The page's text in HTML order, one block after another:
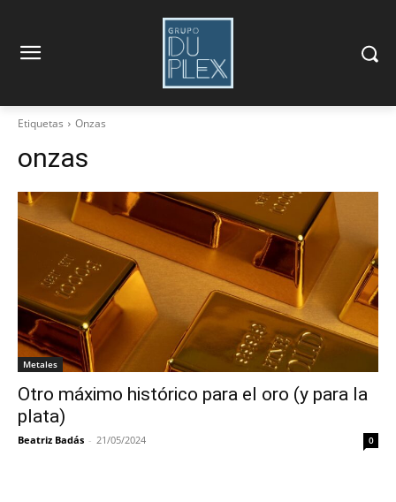
Etiquetas Onzas
onzas
Metales
Otro máximo histórico para el oro (y para la
plata)
Beatriz Badás - 21/05/2024 0